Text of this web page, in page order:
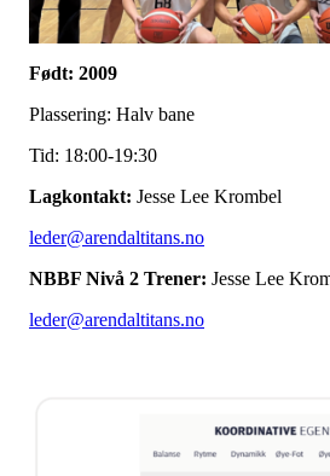
Født: 2009
Plassering: Halv bane
Tid: 18:00-19:30
Lagkontakt: Jesse Lee Krombel
leder@arendaltitans.no
NBBF Nivå 2 Trener: Jesse Lee
leder@arendaltitans.no